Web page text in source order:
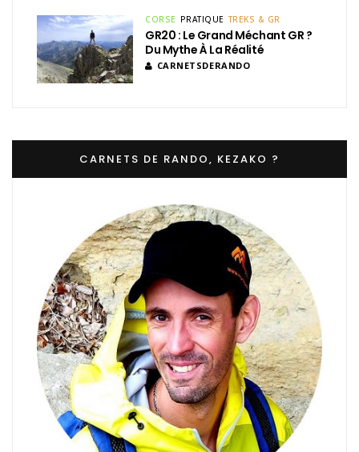
CORSE PRATIQUE TREKS & GR
GR20 : Le Grand Méchant GR ?
Du Mythe À La Réalité
CARNETSDERANDO
CARNETS DE RANDO, KEZAKO ?